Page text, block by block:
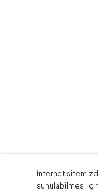
İnternet
sunulabilmesi